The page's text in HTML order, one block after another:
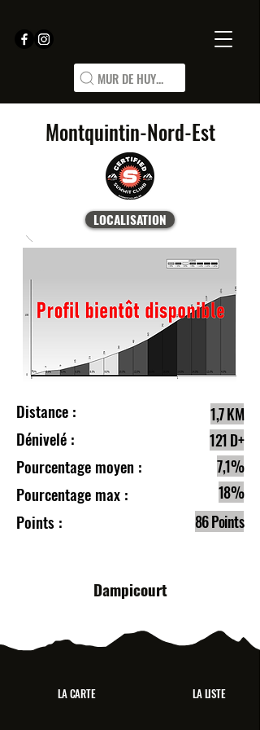
MUR DE HUY...
Montquintin-Nord-Est
LOCALISATION
Distance :
Dénivelé :
Pourcentage moyen :
Pourcentage max :
Points :
1,7 KM
121 D+
7,1%
18%
86 Points
Dampicourt
LA CARTE LA LISTE